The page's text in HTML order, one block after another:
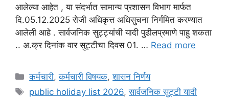
आलेल्या आहेत , या संदर्भात सामान्य प्रशासन विभाग मार्फत
दि.05.12.2025 रोजी अधिकृत्त अधिसुचना निर्गमित करण्यात
आलेली आहे . सार्वजनिक सुट्ट्यांची यादी पुढीलप्रमाणे पाहु शकता
.. अ.क्र दिनांक वार सुट्टीचा दिवस 01. … Read more
Categories
कर्मचारी,कर्मचारी विषयक,शासन निर्णय
Tags
public holiday list 2026,सार्वजनिक सुट्टी यादी